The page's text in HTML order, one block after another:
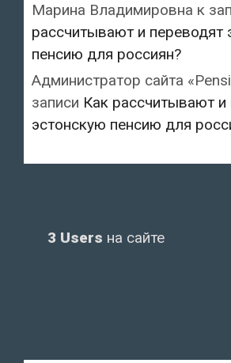
Марина Владимировна к
рассчитывают и переводят
пенсию для россиян?
Администратор сайта
записи Как рассчитывают и
эстонскую пенсию для
3 Users на сайте